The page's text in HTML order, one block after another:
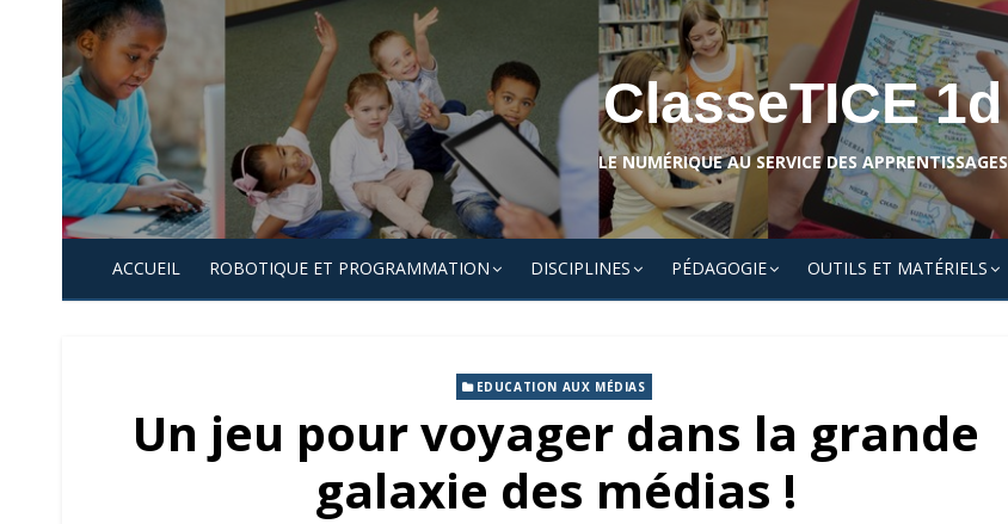
Skip
to
content
ClasseTICE 1d
LE NUMÉRIQUE AU SERVICE DES APPRENTISSAGES
ACCUEIL ROBOTIQUE ET PROGRAMMATION DISCIPLINES PÉDAGOGIE OUTILS ET MATÉRIELS
EDUCATION AUX MÉDIAS
Un jeu pour voyager dans la grande
galaxie des médias !